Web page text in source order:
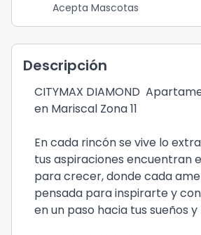
Acepta Mascotas
Descripción
CITYMAX DIAMOND
en Mariscal Zona 11
En cada rincón se vive lo
tus aspiraciones encuentran
para crecer, donde cada
pensada para inspirarte y
en un paso hacia tus sueños y